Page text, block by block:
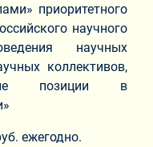
приоритетного
научного
научных
коллективов,
позиции в
ежегодно.